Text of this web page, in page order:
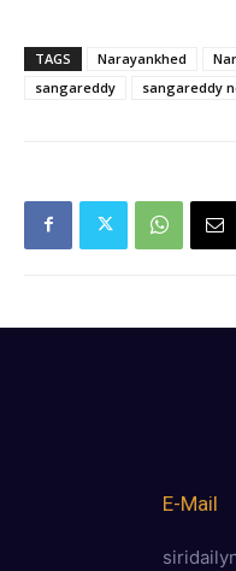
TAGS Narayankhed
sangareddy
sangareddy
E-Mail